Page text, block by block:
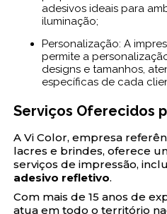
adesivos ideais para
iluminação;
Personalização: A impressão em adesivo refletivo
permite a
designs e tamanhos,
específicas de cada
Serviços Oferecidos
A Vi Color, empresa
lacres e brindes, oferece
serviços de impressão,
adesivo refletivo.
Com mais de 15 anos de
atua em todo o território